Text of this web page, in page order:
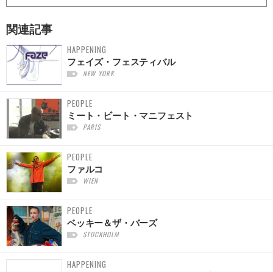
関連記事
HAPPENING
フェイズ・フェスティバル
NEW YORK
PEOPLE
ミート・ビート・マニフェスト
PARIS
PEOPLE
ファルコ
WIEN
PEOPLE
ベッキー＆ザ・バーズ
STOCKHOLM
HAPPENING